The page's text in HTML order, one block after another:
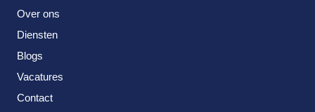
Over ons
Diensten
Blogs
Vacatures
Contact